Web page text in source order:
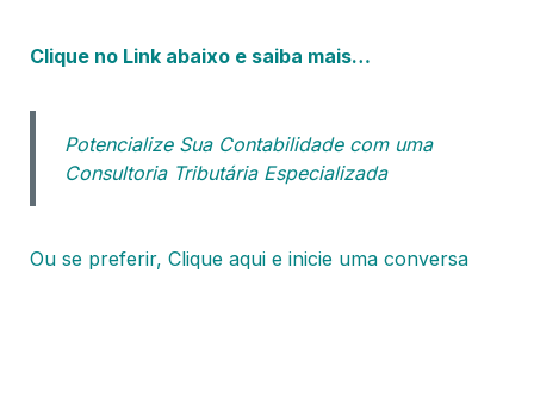
Clique no Link abaixo e saiba mais…
Potencialize Sua Contabilidade com uma
Consultoria Tributária Especializada
Ou se preferir, Clique aqui e inicie uma conversa